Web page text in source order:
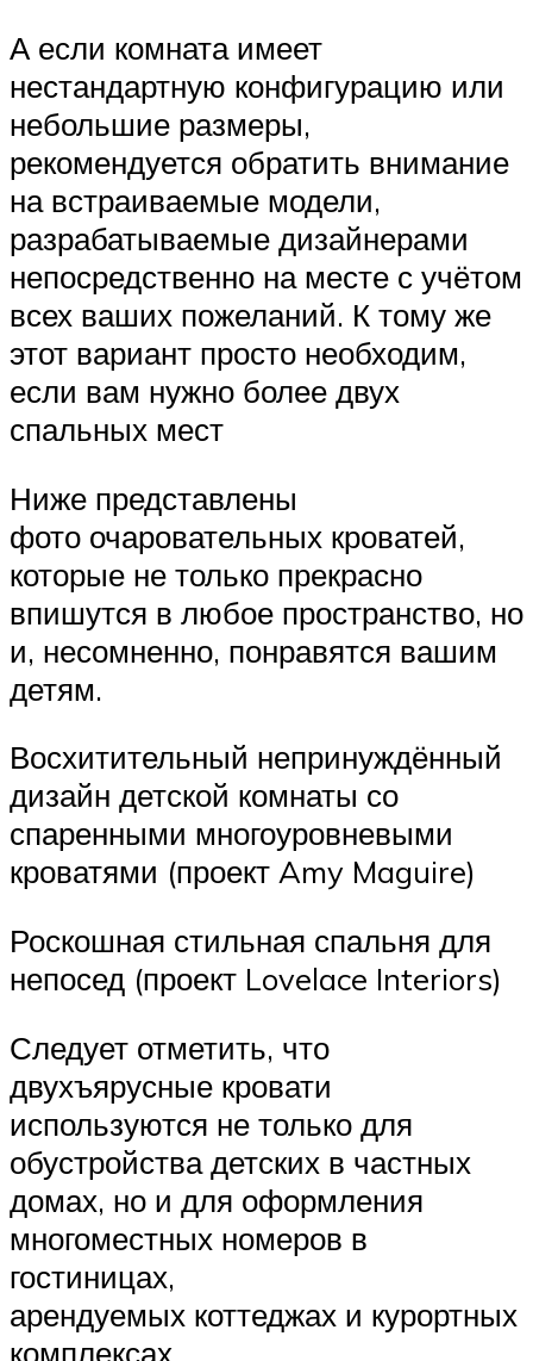
А если комната имеет
нестандартную конфигурацию или
небольшие размеры,
рекомендуется обратить внимание
на встраиваемые модели,
разрабатываемые дизайнерами
непосредственно на месте с учётом
всех ваших пожеланий. К тому же
этот вариант просто необходим,
если вам нужно более двух
спальных мест
Ниже представлены
фото очаровательных кроватей,
которые не только прекрасно
впишутся в любое пространство, но
и, несомненно, понравятся вашим
детям.
Восхитительный непринуждённый
дизайн детской комнаты со
спаренными многоуровневыми
кроватями (проект Amy Maguire)
Роскошная стильная спальня для
непосед (проект Lovelace Interiors)
Следует отметить, что
двухъярусные кровати
используются не только для
обустройства детских в частных
домах, но и для оформления
многоместных номеров в
гостиницах,
арендуемых коттеджах и курортных
комплексах.